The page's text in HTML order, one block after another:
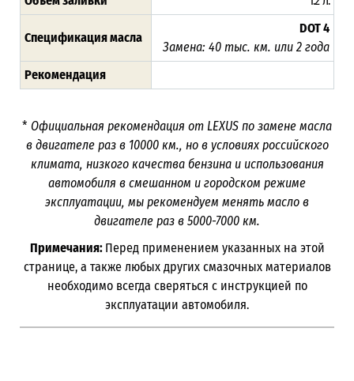
Спецификация масла
DOT 4
Замена: 40 тыс. км. или 2 года
Рекомендация
* Официальная рекомендация от LEXUS по замене масла
в двигателе раз в 10000 км., но в условиях российского
климата, низкого качества бензина и использования
автомобиля в смешанном и городском режиме
эксплуатации, мы рекомендуем менять масло в
двигателе раз в 5000-7000 км.
Примечания: Перед применением указанных на этой
странице, а также любых других смазочных материалов
необходимо всегда сверяться с инструкцией по
эксплуатации автомобиля.